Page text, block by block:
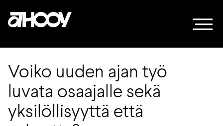
Voiko uuden ajan työ
luvata osaajalle sekä
yksilöllisyyttä että